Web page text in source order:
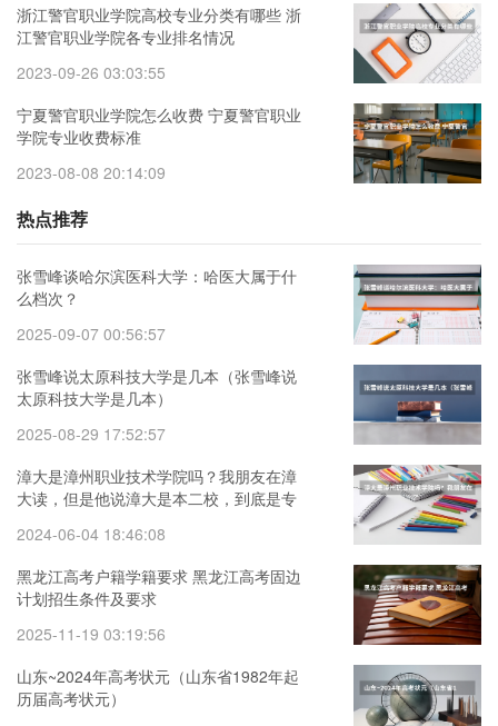
浙江警官职业学院高校专业分类有哪些 浙
江警官职业学院各专业排名情况
2023-09-26 03:03:55
宁夏警官职业学院怎么收费 宁夏警官职业
学院专业收费标准
2023-08-08 20:14:09
热点推荐
张雪峰谈哈尔滨医科大学：哈医大属于什
么档次？
2025-09-07 00:56:57
张雪峰说太原科技大学是几本（张雪峰说
太原科技大学是几本）
2025-08-29 17:52:57
漳大是漳州职业技术学院吗？我朋友在漳
大读，但是他说漳大是本二校，到底是专
2024-06-04 18:46:08
黑龙江高考户籍学籍要求 黑龙江高考固边
计划招生条件及要求
2025-11-19 03:19:56
山东~2024年高考状元（山东省1982年起
历届高考状元）